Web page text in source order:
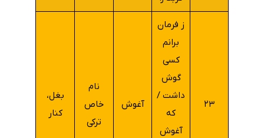
۲۳
ز فرمان
برانم
کسی
گوش
داشت /
که
آغوش
آغوش
نام
خاص
ترکی
بغل،
کنار